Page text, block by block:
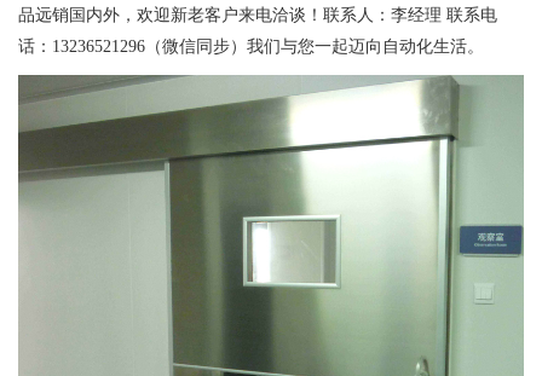
品远销国内外，欢迎新老客户来电洽谈！联系人：李经理 联系电
话：13236521296（微信同步）我们与您一起迈向自动化生活。